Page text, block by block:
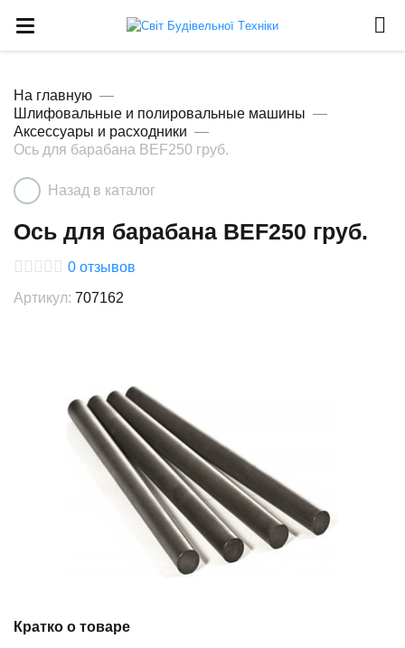
На главную
Шлифовальные и полировальные машины
Аксессуары и расходники
Ось для барабана BEF250 груб.
Назад в каталог
Ось для барабана BEF250 груб.
0 отзывов
Артикул: 707162
Кратко о товаре